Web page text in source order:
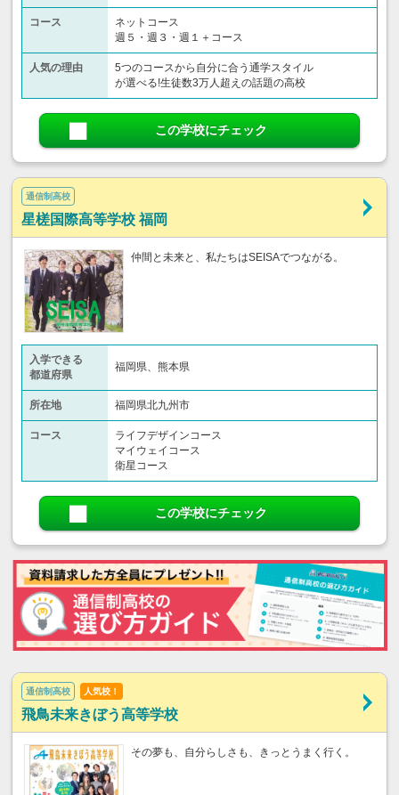
コース
ネットコース
週５・週３・週１＋コース
人気の理由
5つのコースから自分に合う通学スタイル
が選べる!生徒数3万人超えの話題の高校
この学校にチェック
通信制高校
星槎国際高等学校 福岡
仲間と未来と、私たちはSEISAでつながる。
入学できる
都道府県
福岡県、熊本県
所在地 福岡県北九州市
コース
ライフデザインコース
マイウェイコース
衛星コース
この学校にチェック
通信制高校 人気校！
飛鳥未来きぼう高等学校
その夢も、自分らしさも、きっとうまく行く。